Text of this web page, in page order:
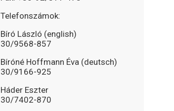
Telefonszámok:
Bíró László (english)
30/9568-857
Bíróné Hoffmann Éva (deutsch)
30/9166-925
Háder Eszter
30/7402-870